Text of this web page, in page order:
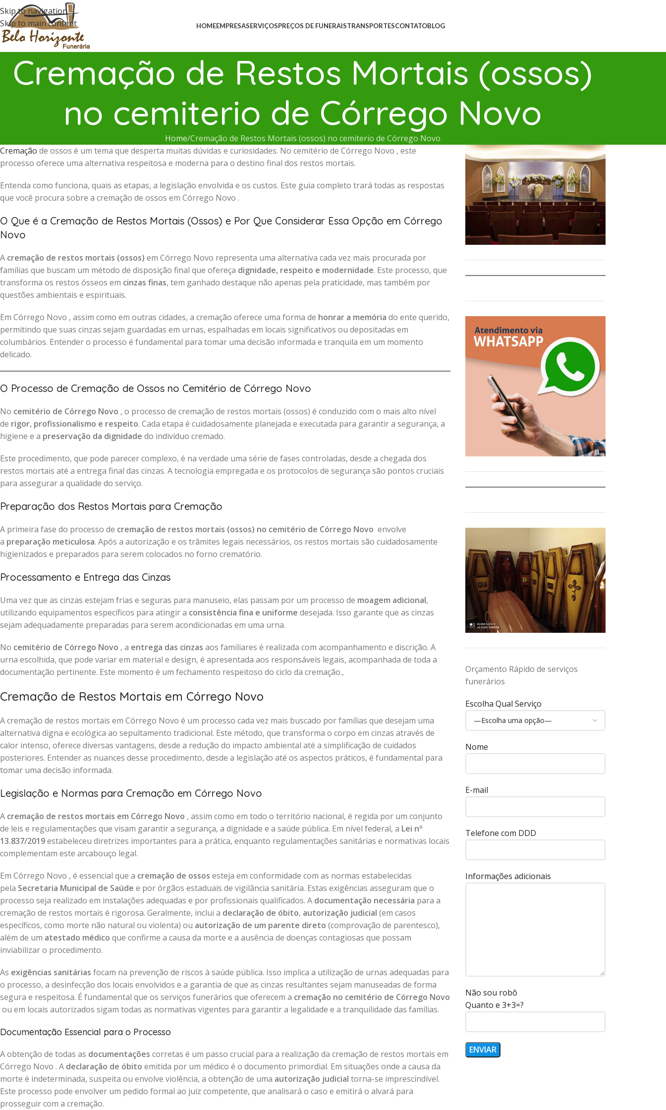
Skip to navigation
Skip to main content
HOMEEMPRESASERVIÇOSPREÇOS DE FUNERAISTRANSPORTESCONTATOBLOG
Cremação de Restos Mortais (ossos)
no cemiterio de Córrego Novo
Home Cremação de Restos Mortais (ossos) no cemiterio de Córrego Novo
Cremação de ossos é um tema que desperta muitas dúvidas e curiosidades. No cemitério de Córrego Novo , este
processo oferece uma alternativa respeitosa e moderna para o destino final dos restos mortais.
Entenda como funciona, quais as etapas, a legislação envolvida e os custos. Este guia completo trará todas as respostas
que você procura sobre a cremação de ossos em Córrego Novo .
O Que é a Cremação de Restos Mortais (Ossos) e Por Que Considerar Essa Opção em Córrego
Novo
A cremação de restos mortais (ossos) em Córrego Novo representa uma alternativa cada vez mais procurada por
famílias que buscam um método de disposição final que ofereça dignidade, respeito e modernidade. Este processo, que
transforma os restos ósseos em cinzas finas, tem ganhado destaque não apenas pela praticidade, mas também por
questões ambientais e espirituais.
Em Córrego Novo , assim como em outras cidades, a cremação oferece uma forma de honrar a memória do ente querido,
permitindo que suas cinzas sejam guardadas em urnas, espalhadas em locais significativos ou depositadas em
columbários. Entender o processo é fundamental para tomar uma decisão informada e tranquila em um momento
delicado.
O Processo de Cremação de Ossos no Cemitério de Córrego Novo
No cemitério de Córrego Novo , o processo de cremação de restos mortais (ossos) é conduzido com o mais alto nível
de rigor, profissionalismo e respeito. Cada etapa é cuidadosamente planejada e executada para garantir a segurança, a
higiene e a preservação da dignidade do indivíduo cremado.
Este procedimento, que pode parecer complexo, é na verdade uma série de fases controladas, desde a chegada dos
restos mortais até a entrega final das cinzas. A tecnologia empregada e os protocolos de segurança são pontos cruciais
para assegurar a qualidade do serviço.
Preparação dos Restos Mortais para Cremação
A primeira fase do processo de cremação de restos mortais (ossos) no cemitério de Córrego Novo envolve
a preparação meticulosa. Após a autorização e os trâmites legais necessários, os restos mortais são cuidadosamente
higienizados e preparados para serem colocados no forno crematório.
Processamento e Entrega das Cinzas
Uma vez que as cinzas estejam frias e seguras para manuseio, elas passam por um processo de moagem adicional,
utilizando equipamentos específicos para atingir a consistência fina e uniforme desejada. Isso garante que as cinzas
sejam adequadamente preparadas para serem acondicionadas em uma urna.
No cemitério de Córrego Novo , a entrega das cinzas aos familiares é realizada com acompanhamento e discrição. A
urna escolhida, que pode variar em material e design, é apresentada aos responsáveis legais, acompanhada de toda a
documentação pertinente. Este momento é um fechamento respeitoso do ciclo da cremação.,
Cremação de Restos Mortais em Córrego Novo
A cremação de restos mortais em Córrego Novo é um processo cada vez mais buscado por famílias que desejam uma
alternativa digna e ecológica ao sepultamento tradicional. Este método, que transforma o corpo em cinzas através de
calor intenso, oferece diversas vantagens, desde a redução do impacto ambiental até a simplificação de cuidados
posteriores. Entender as nuances desse procedimento, desde a legislação até os aspectos práticos, é fundamental para
tomar uma decisão informada.
Legislação e Normas para Cremação em Córrego Novo
A cremação de restos mortais em Córrego Novo , assim como em todo o território nacional, é regida por um conjunto
de leis e regulamentações que visam garantir a segurança, a dignidade e a saúde pública. Em nível federal, a Lei nº
13.837/2019estabeleceu diretrizes importantes para a prática, enquanto regulamentações sanitárias e normativas locais
complementam este arcabouço legal.
Em Córrego Novo , é essencial que a cremação de ossos esteja em conformidade com as normas estabelecidas
pela Secretaria Municipal de Saúde e por órgãos estaduais de vigilância sanitária. Estas exigências asseguram que o
processo seja realizado em instalações adequadas e por profissionais qualificados. A documentação necessária para a
cremação de restos mortais é rigorosa. Geralmente, inclui a declaração de óbito, autorização judicial (em casos
específicos, como morte não natural ou violenta) ou autorização de um parente direto (comprovação de parentesco),
além de um atestado médico que confirme a causa da morte e a ausência de doenças contagiosas que possam
inviabilizar o procedimento.
As exigências sanitárias focam na prevenção de riscos à saúde pública. Isso implica a utilização de urnas adequadas para
o processo, a desinfecção dos locais envolvidos e a garantia de que as cinzas resultantes sejam manuseadas de forma
segura e respeitosa. É fundamental que os serviços funerários que oferecem a cremação no cemitério de Córrego Novo
ou em locais autorizados sigam todas as normativas vigentes para garantir a legalidade e a tranquilidade das famílias.
Documentação Essencial para o Processo
A obtenção de todas as documentações corretas é um passo crucial para a realização da cremação de restos mortais em
Córrego Novo . A declaração de óbito emitida por um médico é o documento primordial. Em situações onde a causa da
morte é indeterminada, suspeita ou envolve violência, a obtenção de uma autorização judicial torna-se imprescindível.
Este processo pode envolver um pedido formal ao juiz competente, que analisará o caso e emitirá o alvará para
prosseguir com a cremação.
Orçamento Rápido de serviços
funerários
Escolha Qual Serviço
Nome
E-mail
Telefone com DDD
Informações adicionais
Não sou robô
Quanto e 3+3=?